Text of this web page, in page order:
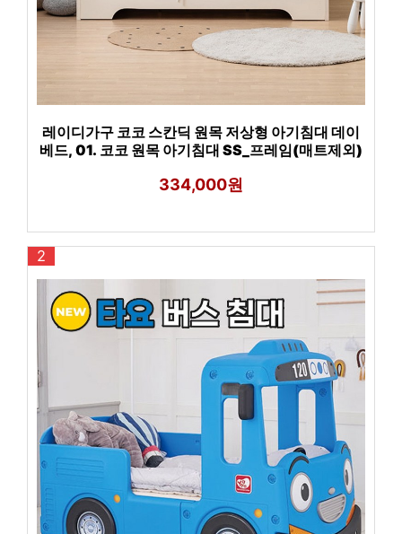
레이디가구 코코 스칸딕 원목 저상형 아기침대 데이
베드, 01. 코코 원목 아기침대 SS_프레임(매트제외)
334,000원
2